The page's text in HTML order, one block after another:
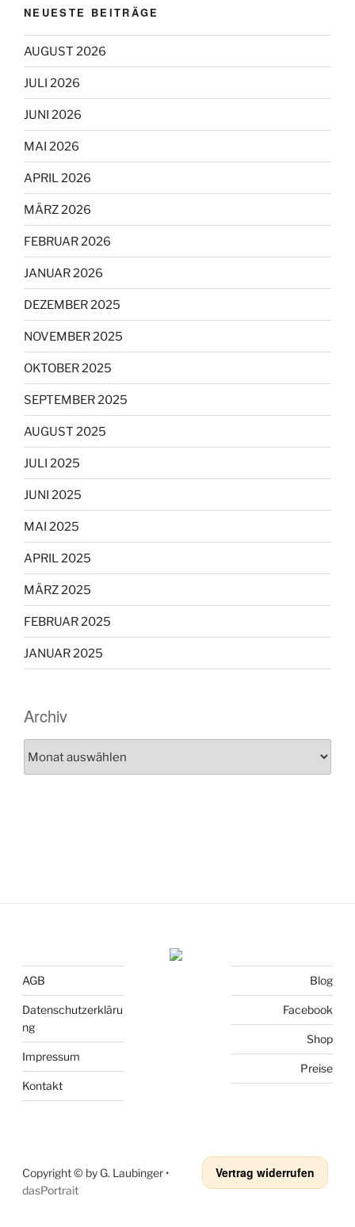
NEUESTE BEITRÄGE
AUGUST 2026
JULI 2026
JUNI 2026
MAI 2026
APRIL 2026
MÄRZ 2026
FEBRUAR 2026
JANUAR 2026
DEZEMBER 2025
NOVEMBER 2025
OKTOBER 2025
SEPTEMBER 2025
AUGUST 2025
JULI 2025
JUNI 2025
MAI 2025
APRIL 2025
MÄRZ 2025
FEBRUAR 2025
JANUAR 2025
Archiv
AGB
Datenschutzerkläru
ng
Impressum
Kontakt
Blog
Facebook
Shop
Preise
Copyright © by G. Laubinger •
dasPortrait
Vertrag widerrufen